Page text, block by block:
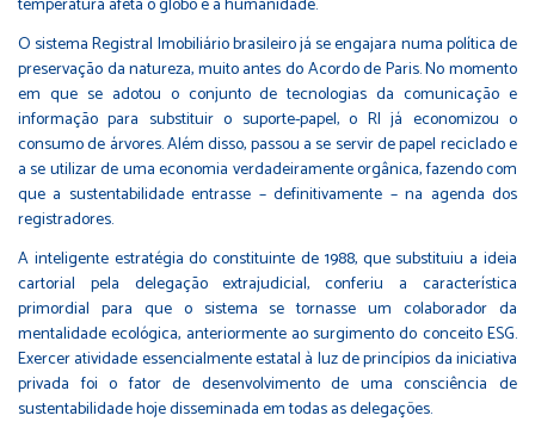
temperatura afeta o globo e a humanidade.
O sistema Registral Imobiliário brasileiro já se engajara numa política de
preservação da natureza, muito antes do Acordo de Paris. No momento
em que se adotou o conjunto de tecnologias da comunicação e
informação para substituir o suporte-papel, o RI já economizou o
consumo de árvores. Além disso, passou a se servir de papel reciclado e
a se utilizar de uma economia verdadeiramente orgânica, fazendo com
que a sustentabilidade entrasse – definitivamente – na agenda dos
registradores.
A inteligente estratégia do constituinte de 1988, que substituiu a ideia
cartorial pela delegação extrajudicial, conferiu a característica
primordial para que o sistema se tornasse um colaborador da
mentalidade ecológica, anteriormente ao surgimento do conceito ESG.
Exercer atividade essencialmente estatal à luz de princípios da iniciativa
privada foi o fator de desenvolvimento de uma consciência de
sustentabilidade hoje disseminada em todas as delegações.